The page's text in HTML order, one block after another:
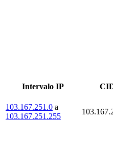
Intervalo IP
103.167.251.0 a
103.167.251.255